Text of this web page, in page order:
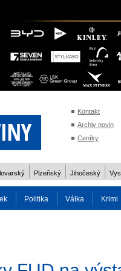
Kontakt
Archiv novin
Ceníky
Plzeňský Jihočeský
Politika Válka Krimi